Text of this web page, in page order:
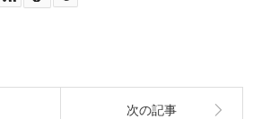
次の記事